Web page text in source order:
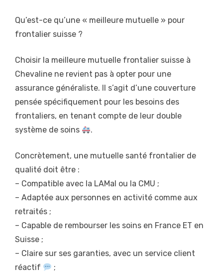
Qu’est-ce qu’une « meilleure mutuelle » pour
frontalier suisse ?
Choisir la meilleure mutuelle frontalier suisse à
Chevaline ne revient pas à opter pour une
assurance généraliste. Il s’agit d’une couverture
pensée spécifiquement pour les besoins des
frontaliers, en tenant compte de leur double
système de soins
.
Concrètement, une mutuelle santé frontalier de
qualité doit être :
– Compatible avec la LAMal ou la CMU ;
– Adaptée aux personnes en activité comme aux
retraités ;
– Capable de rembourser les soins en France ET en
Suisse ;
– Claire sur ses garanties, avec un service client
réactif
;